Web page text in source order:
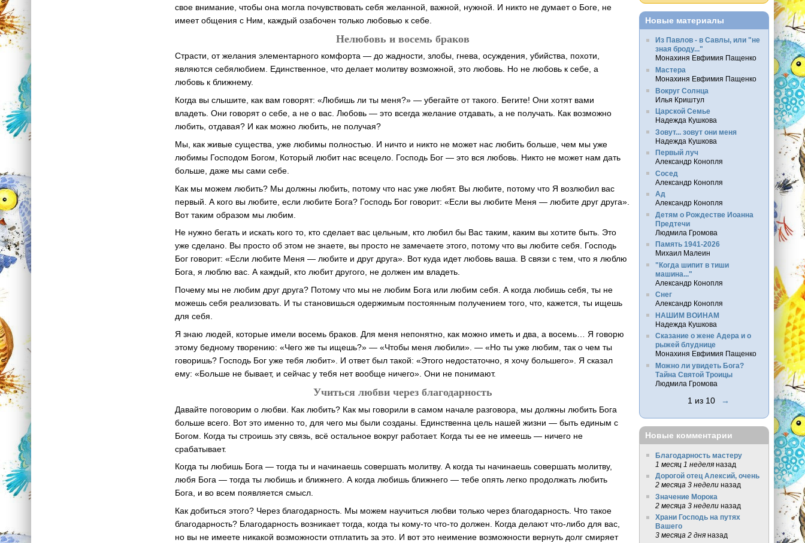
свое внимание, чтобы она могла почувствовать себя желанной, важной, нужной. И никто не думает о Боге, не
имеет общения с Ним, каждый озабочен только любовью к себе.
Нелюбовь и восемь браков
Страсти, от желания элементарного комфорта — до жадности, злобы, гнева, осуждения, убийства, похоти,
являются себялюбием. Единственное, что делает молитву возможной, это любовь. Но не любовь к себе, а
любовь к ближнему.
Когда вы слышите, как вам говорят: «Любишь ли ты меня?» — убегайте от такого. Бегите! Они хотят вами
владеть. Они говорят о себе, а не о вас. Любовь — это всегда желание отдавать, а не получать. Как возможно
любить, отдавая? И как можно любить, не получая?
Мы, как живые существа, уже любимы полностью. И ничто и никто не может нас любить больше, чем мы уже
любимы Господом Богом, Который любит нас всецело. Господь Бог — это вся любовь. Никто не может нам дать
больше, даже мы сами себе.
Как мы можем любить? Мы должны любить, потому что нас уже любят. Вы любите, потому что Я возлюбил вас
первый. А кого вы любите, если любите Бога? Господь Бог говорит: «Если вы любите Меня — любите друг друга».
Вот таким образом мы любим.
Не нужно бегать и искать кого то, кто сделает вас цельным, кто любил бы Вас таким, каким вы хотите быть. Это
уже сделано. Вы просто об этом не знаете, вы просто не замечаете этого, потому что вы любите себя. Господь
Бог говорит: «Если любите Меня — любите и друг друга». Вот куда идет любовь ваша. В связи с тем, что я люблю
Бога, я люблю вас. А каждый, кто любит другого, не должен им владеть.
Почему мы не любим друг друга? Потому что мы не любим Бога или любим себя. А когда любишь себя, ты не
можешь себя реализовать. И ты становишься одержимым постоянным получением того, что, кажется, ты ищешь
для себя.
Я знаю людей, которые имели восемь браков. Для меня непонятно, как можно иметь и два, а восемь… Я говорю
этому бедному творению: «Чего же ты ищешь?» — «Чтобы меня любили». — «Но ты уже любим, так о чем ты
говоришь? Господь Бог уже тебя любит». И ответ был такой: «Этого недостаточно, я хочу большего». Я сказал
ему: «Больше не бывает, и сейчас у тебя нет вообще ничего». Они не понимают.
Учиться любви через благодарность
Давайте поговорим о любви. Как любить? Как мы говорили в самом начале разговора, мы должны любить Бога
больше всего. Вот это именно то, для чего мы были созданы. Единственна цель нашей жизни — быть единым с
Богом. Когда ты строишь эту связь, всё остальное вокруг работает. Когда ты ее не имеешь — ничего не
срабатывает.
Когда ты любишь Бога — тогда ты и начинаешь совершать молитву. А когда ты начинаешь совершать молитву,
любя Бога — тогда ты любишь и ближнего. А когда любишь ближнего — тебе опять легко продолжать любить
Бога, и во всем появляется смысл.
Как добиться этого? Через благодарность. Мы можем научиться любви только через благодарность. Что такое
благодарность? Благодарность возникает тогда, когда ты кому-то что-то должен. Когда делают что-либо для вас,
но вы не имеете никакой возможности отплатить за это. И вот это неимение возможности вернуть долг смиряет
Новые материалы
Из Павлов - в Савлы, или "не
зная броду..."
Монахиня Евфимия Пащенко
Мастера
Монахиня Евфимия Пащенко
Вокруг Солнца
Илья Криштул
Царской Семье
Надежда Кушкова
Зовут... зовут они меня
Надежда Кушкова
Первый луч
Александр Конопля
Сосед
Александр Конопля
Ад
Александр Конопля
Детям о Рождестве Иоанна
Предтечи
Людмила Громова
Память 1941-2026
Михаил Малеин
"Когда шипит в тиши
машина..."
Александр Конопля
Снег
Александр Конопля
НАШИМ ВОИНАМ
Надежда Кушкова
Сказание о жене Адера и о
рыжей блуднице
Монахиня Евфимия Пащенко
Можно ли увидеть Бога?
Тайна Святой Троицы
Людмила Громова
1 из 10 →
Новые комментарии
Благодарность мастеру
1 месяц 1 неделяназад
Дорогой отец Алексий, очень
2 месяца 3 неделиназад
Значение Морока
2 месяца 3 неделиназад
Храни Господь на путях
Вашего
3 месяца 2 дняназад